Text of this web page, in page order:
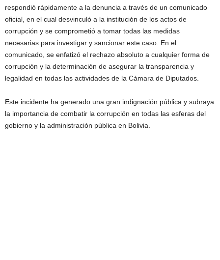
respondió rápidamente a la denuncia a través de un comunicado
oficial, en el cual desvinculó a la institución de los actos de
corrupción y se comprometió a tomar todas las medidas
necesarias para investigar y sancionar este caso. En el
comunicado, se enfatizó el rechazo absoluto a cualquier forma de
corrupción y la determinación de asegurar la transparencia y
legalidad en todas las actividades de la Cámara de Diputados.
Este incidente ha generado una gran indignación pública y subraya
la importancia de combatir la corrupción en todas las esferas del
gobierno y la administración pública en Bolivia.